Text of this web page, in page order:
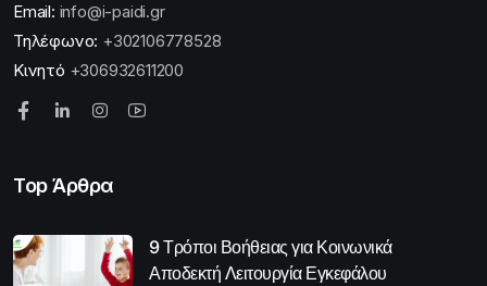
Email: info@i-paidi.gr
Τηλέφωνο: +302106778528
Κινητό +306932611200
Top Άρθρα
9 Τρόποι Βοήθειας για Κοινωνικά
Αποδεκτή Λειτουργία Εγκεφάλου